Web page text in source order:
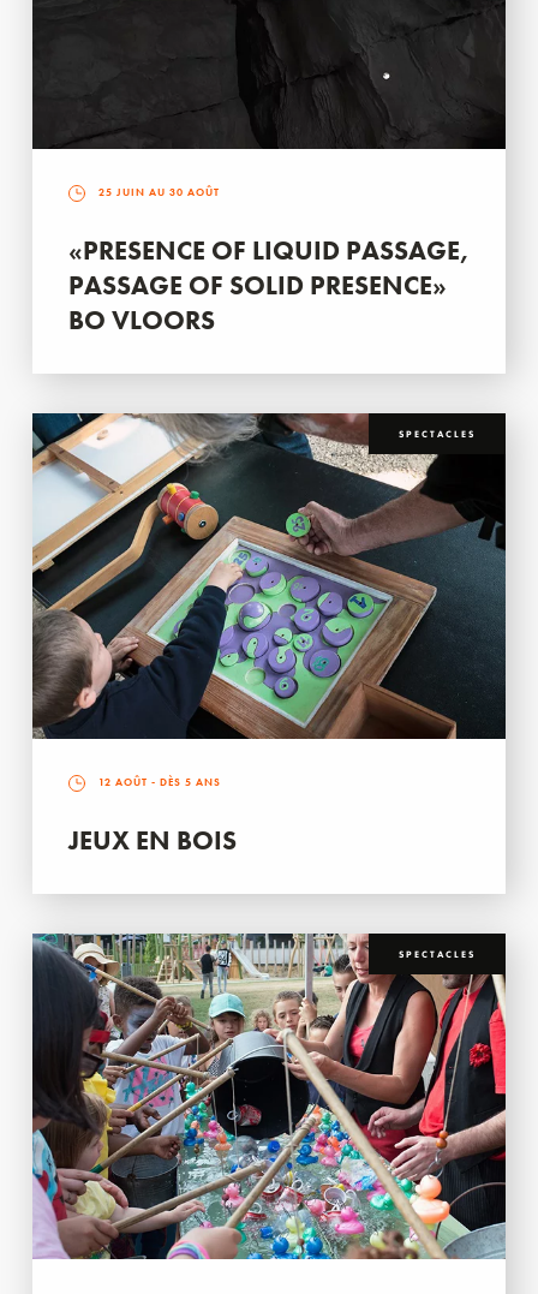
25 JUIN AU 30 AOÛT
«PRESENCE OF LIQUID PASSAGE,
PASSAGE OF SOLID PRESENCE»
BO VLOORS
SPECTACLES
12 AOÛT - DÈS 5 ANS
JEUX EN BOIS
SPECTACLES